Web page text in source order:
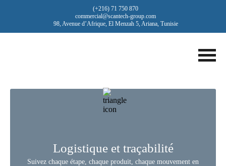
(+216) 71 750 870
commercial@scantech-group.com
98, Avenue d’Afrique, El Menzah 5, Ariana, Tunisie
Logistique et traçabilité
Suivez chaque étape, chaque produit, chaque mouvement en